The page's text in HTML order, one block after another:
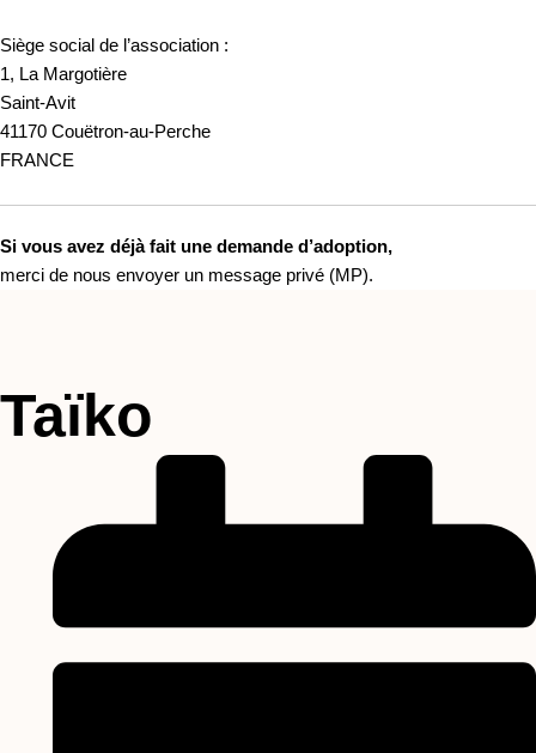
Siège social de l’association :
1, La Margotière
Saint-Avit
41170 Couëtron-au-Perche
FRANCE
Si vous avez déjà fait une demande d’adoption,
merci de nous envoyer un message privé (MP).
Taïko